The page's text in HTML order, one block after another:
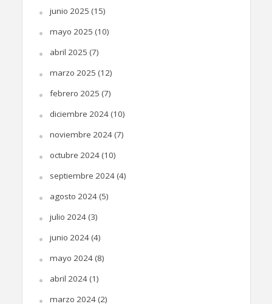
junio 2025 (15)
mayo 2025 (10)
abril 2025 (7)
marzo 2025 (12)
febrero 2025 (7)
diciembre 2024(10)
noviembre 2024(7)
octubre 2024(10)
septiembre 2024(4)
agosto 2024(5)
julio 2024(3)
junio 2024(4)
mayo 2024(8)
abril 2024(1)
marzo 2024(2)